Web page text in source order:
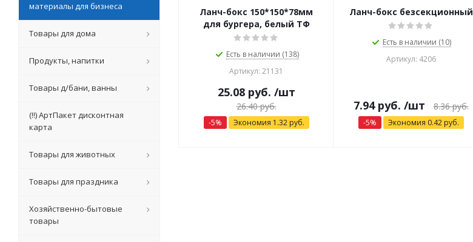
Ланч-бокс 150*150*78мм
для бургера, белый ТФ
Есть в наличии (138)
Артикул: 21131
25.08руб. /шт
26.40руб.
-5% Экономия 1.32руб.
Ланч-бокс безсекционный
Есть в наличии (10)
Артикул: 4206
7.94руб. /шт 8.36руб.
-5% Экономия 0.42руб.
материалы для бизнеса
Товары для дома
Продукты, напитки
Товары д/бани, ванны
(!!) АртПакет дисконтная
карта
Товары для животных
Товары для праздника
Хозяйственно-бытовые
товары